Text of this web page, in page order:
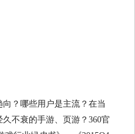
？哪些用户是主流？在当
不衰的手游、页游？360官